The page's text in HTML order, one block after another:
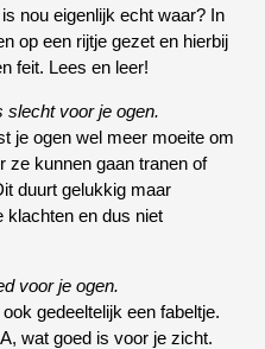
nou eigenlijk echt waar? In
op een rijtje gezet en hierbij
feit. Lees en leer!
slecht voor je ogen.
je ogen wel meer moeite om
ze kunnen gaan tranen of
duurt gelukkig maar
klachten en dus niet
voor je ogen.
gedeeltelijk een fabeltje.
wat goed is voor je zicht.